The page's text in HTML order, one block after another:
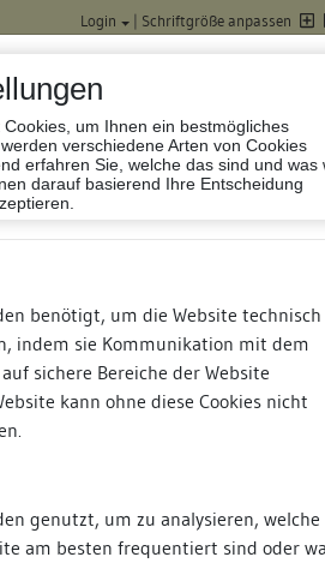
um Ihnen ein bestmögliches
verschiedene Arten von Cookies
erfahren Sie, welche das sind und was
darauf basierend Ihre Entscheidung
benötigt, um die Website technisch
indem sie Kommunikation mit dem
sichere Bereiche der Website
kann ohne diese Cookies nicht
genutzt, um zu analysieren, welche
am besten frequentiert sind oder
Login | Schriftgröße anpassen
Datenbank
Freie Bauforscher:innen